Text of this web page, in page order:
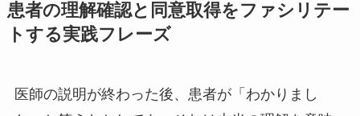
患者の理解確認と同意取得をファシリテー
トする実践フレーズ
医師の説明が終わった後、患者が「わかりまし